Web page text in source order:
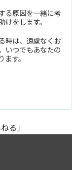
る原因を一緒に考
をします。
時は、遠慮なくお
いつでもあなたの
す。
る」